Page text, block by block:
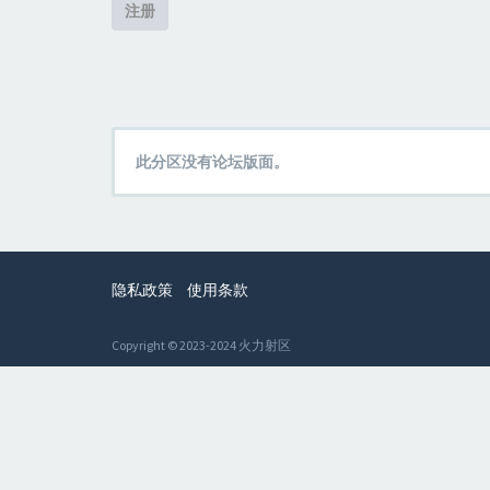
注册
此分区没有论坛版面。
隐私政策 使用条款
Copyright © 2023-2024 火力射区